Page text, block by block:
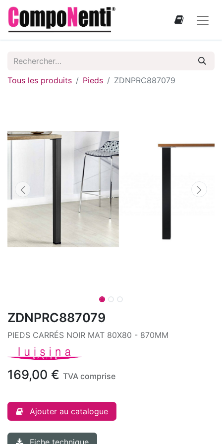
Tous les produits Pieds ZDNPRC887079
ZDNPRC887079
PIEDS CARRÉS NOIR MAT 80X80 - 870MM
169,00 € TVA comprise
Ajouter au catalogue